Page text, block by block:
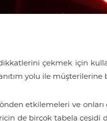
çekmek için
yolu ile
etkilemeleri ve
de birçok tabela çeşidi